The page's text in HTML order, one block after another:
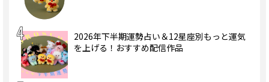
2026年下半期運勢占い＆12星座別もっと運気
を上げる！おすすめ配信作品